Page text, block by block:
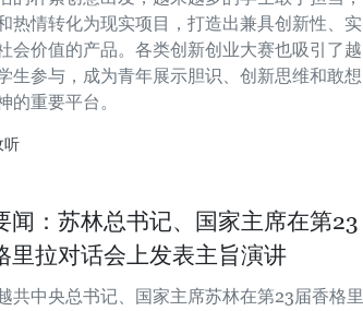
热情转化为现实项目，打造出兼具创新性、实
会价值的产品。各类创新创业大赛也吸引了越
生参与，成为青年展示胆识、创新思维和敢想
的重要平台。
听
闻：苏林总书记、国家主席在第23
里拉对话会上发表主旨演讲
共中央总书记、国家主席苏林在第23届香格里